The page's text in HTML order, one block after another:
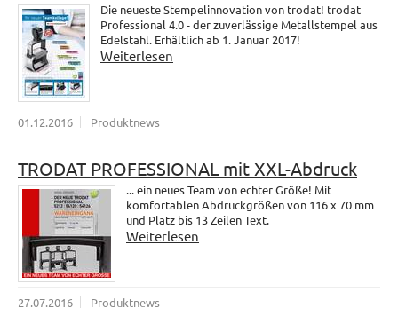
Die neueste Stempelinnovation von trodat! trodat
Professional 4.0 - der zuverlässige Metallstempel aus
Edelstahl. Erhältlich ab 1. Januar 2017!
Weiterlesen
01.12.2016 Produktnews
TRODAT PROFESSIONAL mit XXL-Abdruck
... ein neues Team von echter Größe! Mit
komfortablen Abdruckgrößen von 116 x 70 mm
und Platz bis 13 Zeilen Text.
Weiterlesen
27.07.2016 Produktnews